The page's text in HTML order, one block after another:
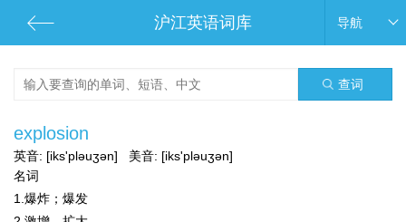
沪江英语词库 导航
查词
explosion
英音: [iks'pləuʒən] 美音: [iks'pləuʒən]
名词
1.爆炸；爆发